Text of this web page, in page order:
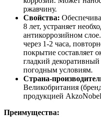
ржавчину.
Свойства:
8 лет, устраняет
антикоррозийном
через 1-2 часа,
покрытие составляет
гладкий
погодным условиям.
Страна-
Великобритания
продукцией
Преимущества: